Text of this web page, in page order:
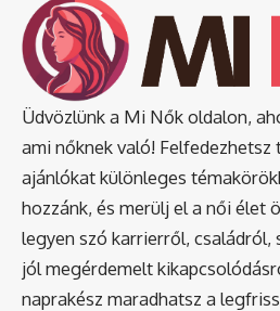
Üdvözlünk a Mi Nők oldalon,
ami nőknek való! Felfedezhetsz
ajánlókat különleges
hozzánk, és merülj el a női élet
legyen szó karrierről, családról,
jól megérdemelt
naprakész maradhatsz a